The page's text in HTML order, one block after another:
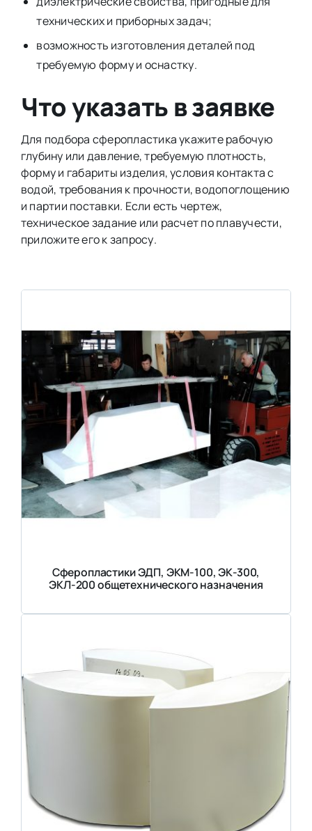
технических и приборных задач;
возможность изготовления деталей под
требуемую форму и оснастку.
Что указать в заявке
Для подбора сферопластика укажите рабочую
глубину или давление, требуемую плотность,
форму и габариты изделия, условия контакта с
водой, требования к прочности, водопоглощению
и партии поставки. Если есть чертеж,
техническое задание или расчет по плавучести,
приложите его к запросу.
Сферопластики ЭДП, ЭКМ-100, ЭК-300,
ЭКЛ-200 общетехнического назначения